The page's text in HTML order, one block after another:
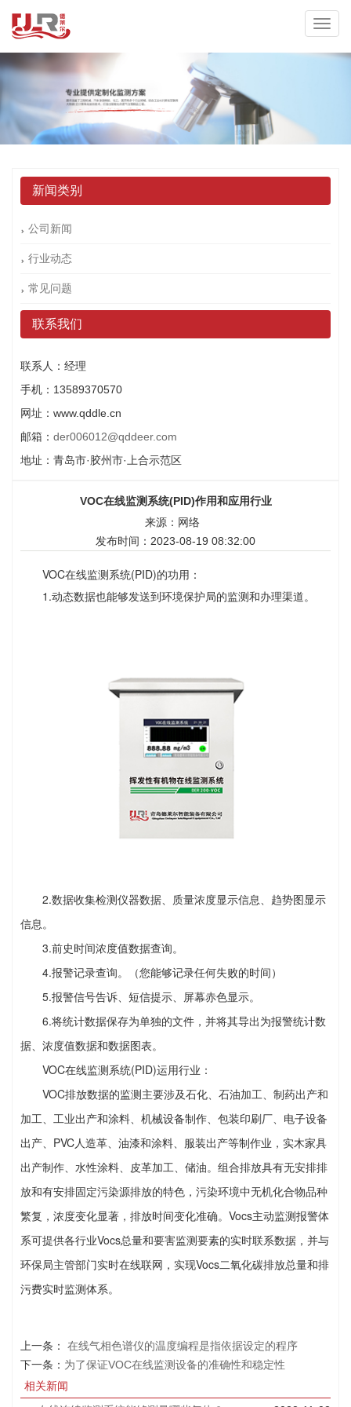
新闻类别
公司新闻
行业动态
常见问题
联系我们
联系人：经理
手机：13589370570
网址：www.qddle.cn
邮箱： der006012@qddeer.com
地址：青岛市·胶州市·上合示范区
VOC在线监测系统(PID)作用和应用行业
来源：网络
发布时间：2023-08-19 08:32:00
VOC在线监测系统(PID)的功用：
1.动态数据也能够发送到环境保护局的监测和办理渠道。
2.数据收集检测仪器数据、质量浓度显示信息、趋势图显示
信息。
3.前史时间浓度值数据查询。
4.报警记录查询。（您能够记录任何失败的时间）
5.报警信号告诉、短信提示、屏幕赤色显示。
6.将统计数据保存为单独的文件，并将其导出为报警统计数
据、浓度值数据和数据图表。
VOC在线监测系统(PID)运用行业：
VOC排放数据的监测主要涉及石化、石油加工、制药出产和
加工、工业出产和涂料、机械设备制作、包装印刷厂、电子设备
出产、PVC人造革、油漆和涂料、服装出产等制作业，实木家具
出产制作、水性涂料、皮革加工、储油。组合排放具有无安排排
放和有安排固定污染源排放的特色，污染环境中无机化合物品种
繁复，浓度变化显著，排放时间变化准确。Vocs主动监测报警体
系可提供各行业Vocs总量和要害监测要素的实时联系数据，并与
环保局主管部门实时在线联网，实现Vocs二氧化碳排放总量和排
污费实时监测体系。
上一条： 在线气相色谱仪的温度编程是指依据设定的程序
下一条： 为了保证VOC在线监测设备的准确性和稳定性
相关新闻